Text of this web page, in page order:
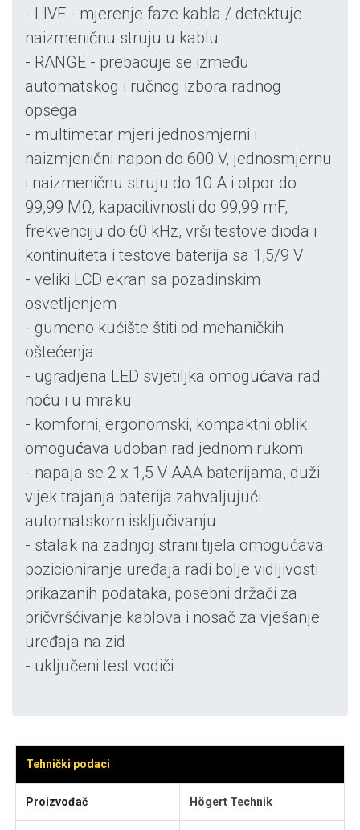
- LIVE - mjerenje faze kabla / detektuje
naizmeničnu struju u kablu
- RANGE - prebacuje se između
automatskog i ručnog izbora radnog
opsega
- multimetar mjeri jednosmjerni i
naizmjenični napon do 600 V, jednosmjernu
i naizmeničnu struju do 10 A i otpor do
99,99 MΩ, kapacitivnosti do 99,99 mF,
frekvenciju do 60 kHz, vrši testove dioda i
kontinuiteta i testove baterija sa 1,5/9 V
- veliki LCD ekran sa pozadinskim
osvetljenjem
- gumeno kućište štiti od mehaničkih
oštećenja
- ugradjena LED svjetiljka omogućava rad
noću i u mraku
- komforni, ergonomski, kompaktni oblik
omogućava udoban rad jednom rukom
- napaja se 2 x 1,5 V AAA baterijama, duži
vijek trajanja baterija zahvaljujući
automatskom isključivanju
- stalak na zadnjoj strani tijela omogućava
pozicioniranje uređaja radi bolje vidljivosti
prikazanih podataka, posebni držači za
pričvršćivanje kablova i nosač za vješanje
uređaja na zid
- uključeni test vodiči
Tehnički podaci
Proizvođač Högert Technik